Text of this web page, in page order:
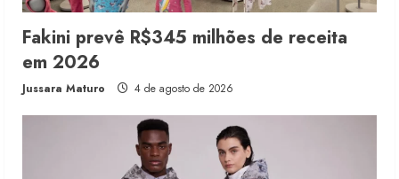
Fakini prevê R$345 milhões de receita
em 2026
Jussara Maturo 4 de agosto de 2026